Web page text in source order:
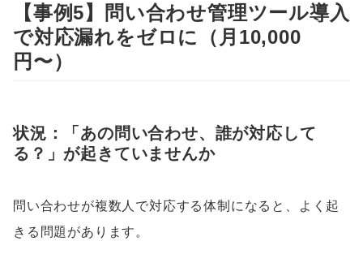
【事例5】問い合わせ管理ツール導入
で対応漏れをゼロに（月10,000
円〜）
状況：「あの問い合わせ、誰が対応して
る？」が起きていませんか
問い合わせが複数人で対応する体制になると、よく起
きる問題があります。